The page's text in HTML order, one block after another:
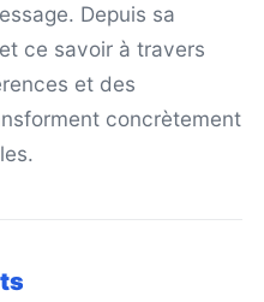
Depuis sa
ce savoir à travers
et des
concrètement